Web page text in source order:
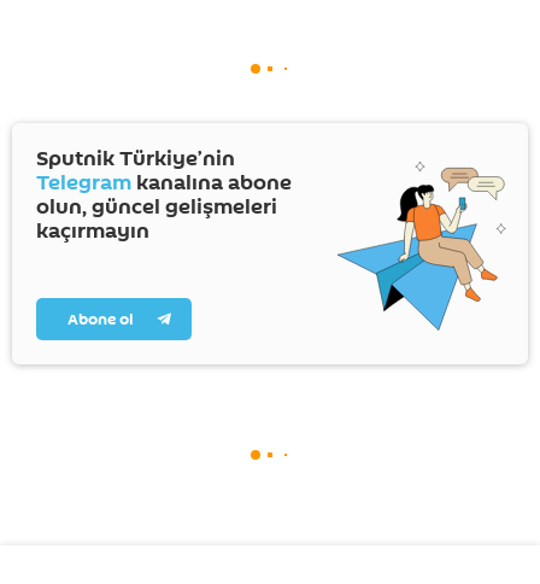
Sputnik Türkiye’nin
Telegram kanalına abone
olun, güncel gelişmeleri
kaçırmayın
Abone ol